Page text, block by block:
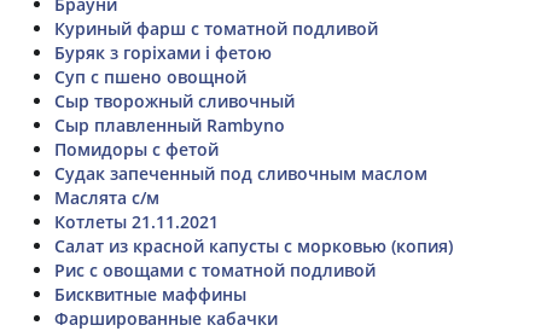
Куриный фарш с томатной подливой
Буряк з горіхами і фетою
Суп с пшено овощной
Сыр творожный сливочный
Сыр плавленный Rambyno
Помидоры с фетой
Судак запеченный под сливочным маслом
Маслята с/м
Котлеты 21.11.2021
Салат из красной капусты с морковью (копия)
Рис с овощами с томатной подливой
Бисквитные маффины
Фаршированные кабачки